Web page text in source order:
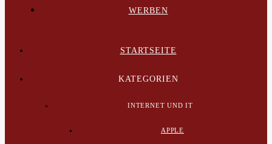
WERBEN
STARTSEITE
KATEGORIEN
INTERNET UND IT
APPLE